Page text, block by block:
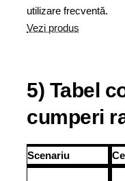
utilizare frecventă.
Vezi produs
5) Tabel
cumperi
Scenariu